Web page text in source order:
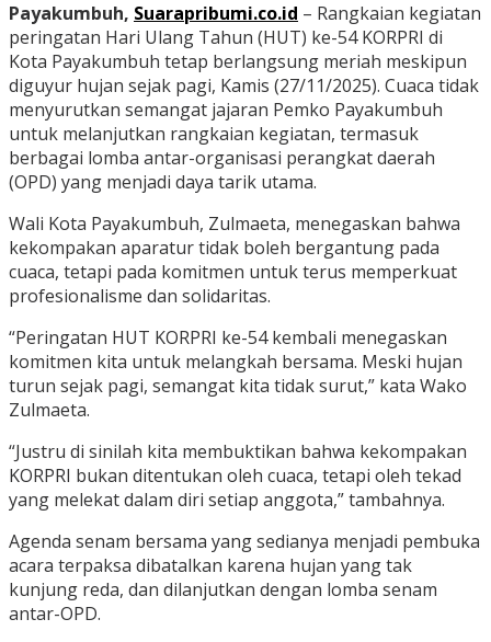
Payakumbuh, Suarapribumi.co.id – Rangkaian kegiatan
peringatan Hari Ulang Tahun (HUT) ke-54 KORPRI di
Kota Payakumbuh tetap berlangsung meriah meskipun
diguyur hujan sejak pagi, Kamis (27/11/2025). Cuaca tidak
menyurutkan semangat jajaran Pemko Payakumbuh
untuk melanjutkan rangkaian kegiatan, termasuk
berbagai lomba antar-organisasi perangkat daerah
(OPD) yang menjadi daya tarik utama.
Wali Kota Payakumbuh, Zulmaeta, menegaskan bahwa
kekompakan aparatur tidak boleh bergantung pada
cuaca, tetapi pada komitmen untuk terus memperkuat
profesionalisme dan solidaritas.
“Peringatan HUT KORPRI ke-54 kembali menegaskan
komitmen kita untuk melangkah bersama. Meski hujan
turun sejak pagi, semangat kita tidak surut,” kata Wako
Zulmaeta.
“Justru di sinilah kita membuktikan bahwa kekompakan
KORPRI bukan ditentukan oleh cuaca, tetapi oleh tekad
yang melekat dalam diri setiap anggota,” tambahnya.
Agenda senam bersama yang sedianya menjadi pembuka
acara terpaksa dibatalkan karena hujan yang tak
kunjung reda, dan dilanjutkan dengan lomba senam
antar-OPD.